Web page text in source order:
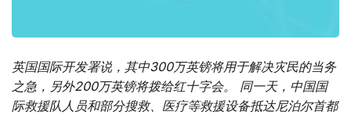
英国国际开发署说，其中300万英镑将用于解决灾民的当务
之急，另外200万英镑将拨给红十字会。 同一天，中国国
际救援队人员和部分搜救、医疗等救援设备抵达尼泊尔首都